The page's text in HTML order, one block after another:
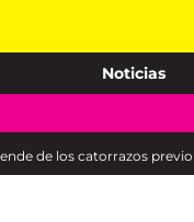
Noticias
de los catorrazos